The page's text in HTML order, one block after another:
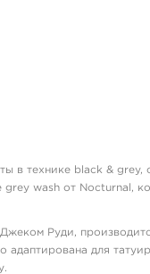
в технике black & grey,
wash от Nocturnal,
Руди,
адаптирована для